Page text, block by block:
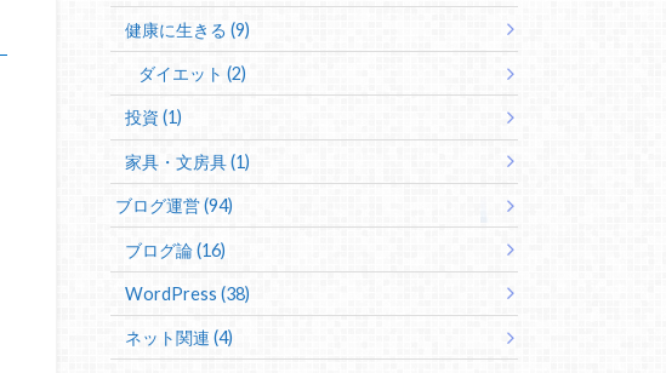
健康に生きる (9)
ダイエット (2)
投資 (1)
家具・文房具 (1)
ブログ運営 (94)
ブログ論 (16)
WordPress (38)
ネット関連 (4)